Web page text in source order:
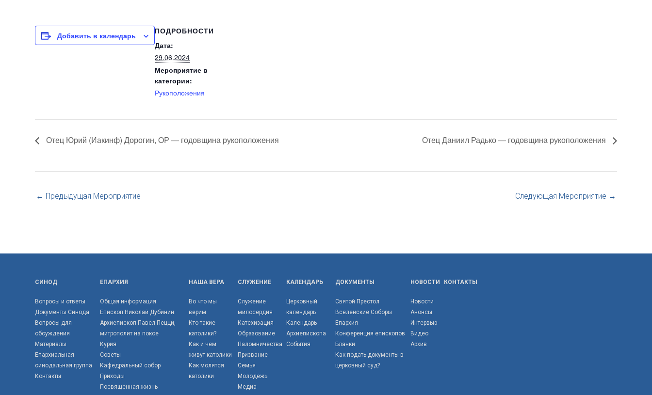
Добавить в календарь
ПОДРОБНОСТИ
Дата:
29.06.2024
Мероприятие в
категории:
Рукоположения
Отец Юрий (Иакинф) Дорогин, OP — годовщина рукоположения Отец Даниил Радько — годовщина рукоположения
← Предыдущая Мероприятие Следующая Мероприятие →
СИНОД
Вопросы и ответы
Документы Синода
Вопросы для
обсуждения
Материалы
Епархиальная
синодальная группа
Контакты
ЕПАРХИЯ
Общая информация
Епископ Николай Дубинин
Архиепископ Павел Пецци,
митрополит на покое
Курия
Советы
Кафедральный собор
Приходы
Посвященная жизнь
НАША ВЕРА
Во что мы
верим
Кто такие
католики?
Как и чем
живут католики
Как молятся
католики
СЛУЖЕНИЕ
Служение
милосердия
Катехизация
Образование
Паломничества
Призвание
Семья
Молодежь
Медиа
КАЛЕНДАРЬ
Церковный
календарь
Календарь
Архиепископа
События
ДОКУМЕНТЫ
Святой Престол
Вселенские Соборы
Епархия
Конференция епископов
Бланки
Как подать документы в
церковный суд?
НОВОСТИ
Новости
Анонсы
Интервью
Видео
Архив
КОНТАКТЫ